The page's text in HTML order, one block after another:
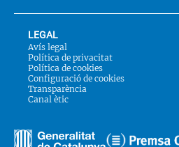
LEGAL
Avís legal
Política de privacitat
Política de cookies
Configuració de cookies
Transparència
Canal ètic